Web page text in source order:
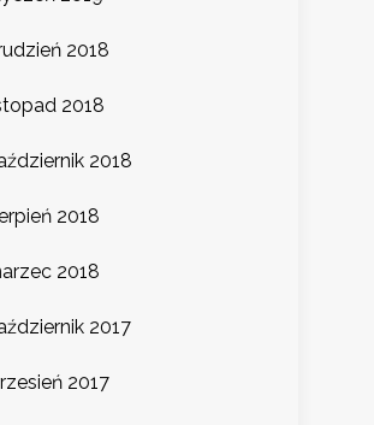
2018
2018
2018
2018
2018
2017
2017